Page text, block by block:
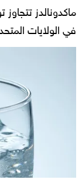
ماكدونالدز
في الولايات